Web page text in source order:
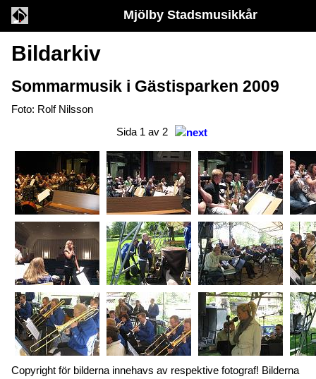
Mjölby Stadsmusikkår
Bildarkiv
Sommarmusik i Gästisparken 2009
Foto: Rolf Nilsson
Sida 1 av 2
Copyright för bilderna innehavs av respektive fotograf! Bilderna